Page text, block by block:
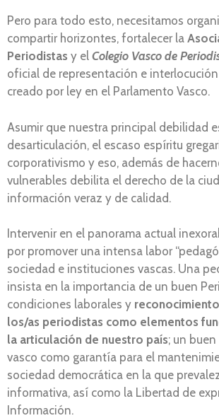
Pero para todo esto, necesitamos
compartir horizontes, fortalecer la
Periodistas y el Colegio Vasco de
oficial de representación e
creado por ley en el Parlamento Vasco.
Asumir que nuestra principal debilidad
desarticulación, el escaso espíritu
corporativismo y eso, además de
vulnerables debilita el derecho de la
información veraz y de calidad.
Intervenir en el panorama actual
por promover una intensa labor
sociedad e instituciones vascas. Una
insista en la importancia de un buen
condiciones laborales y
los/as periodistas como elementos
la articulación de nuestro país; un
vasco como garantía para el
sociedad democrática en la que
informativa, así como la Libertad de
Información.